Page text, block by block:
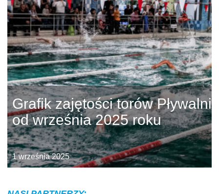
Grafik zajętości torów Pływalni
od września 2025 roku
1 września 2025